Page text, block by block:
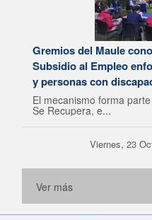
Gremios del Maule
Subsidio al Empleo
y personas con
El mecanismo forma
Se Recupera, e...
Viernes, 23
Ver más